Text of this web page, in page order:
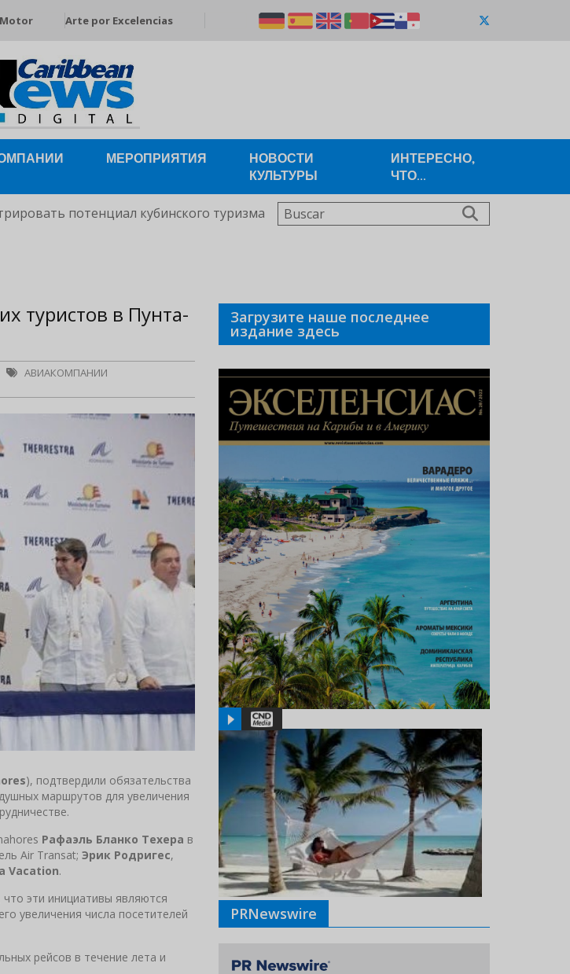
Motor Arte por Excelencias
МЕРОПРИЯТИЯ
НОВОСТИ
КУЛЬТУРЫ
ИНТЕРЕСНО,
ЧТО...
потенциал кубинского туризма Buscar
туристов в Пунта-
АВИАКОМПАНИИ
), подтвердили обязательства
маршрутов для увеличения
Рафаэль Бланко Техера в
Air Transat; Эрик Родригес,
Vacation.
эти инициативы являются
увеличения числа посетителей
рейсов в течение лета и
Загрузите наше последнее
издание здесь
PRNewswire